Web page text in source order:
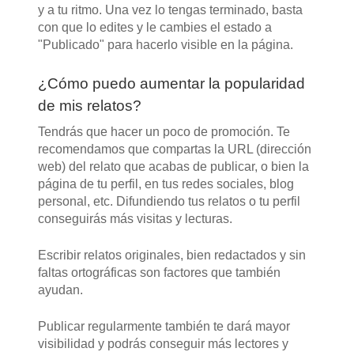
y a tu ritmo. Una vez lo tengas terminado, basta
con que lo edites y le cambies el estado a
"Publicado" para hacerlo visible en la página.
¿Cómo puedo aumentar la popularidad
de mis relatos?
Tendrás que hacer un poco de promoción. Te
recomendamos que compartas la URL (dirección
web) del relato que acabas de publicar, o bien la
página de tu perfil, en tus redes sociales, blog
personal, etc. Difundiendo tus relatos o tu perfil
conseguirás más visitas y lecturas.
Escribir relatos originales, bien redactados y sin
faltas ortográficas son factores que también
ayudan.
Publicar regularmente también te dará mayor
visibilidad y podrás conseguir más lectores y